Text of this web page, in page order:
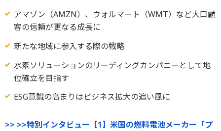
アマゾン（AMZN）、ウォルマート（WMT）など大口顧
客の信頼が更なる成長に
新たな地域に参入する際の戦略
水素ソリューションのリーディングカンパニーとして地
位確立を目指す
ESG意識の高まりはビジネス拡大の追い風に
>> >>特別インタビュー【1】米国の燃料電池メーカー「プ